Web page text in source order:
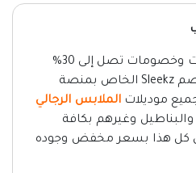
احصل على اقوى تخفيضات وخصومات تصل إلى 30%
أحياناً عند استخدام كود خصم Sleekz الخاص بمنصة
موديلات الملابس الرجالي
وغيرهم بكافة
كل هذا بسعر مخفض وجوده